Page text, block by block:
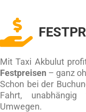
Mit Taxi Akbulut
Festpreisen – ganz
Schon bei der
Fahrt,
Umwegen.